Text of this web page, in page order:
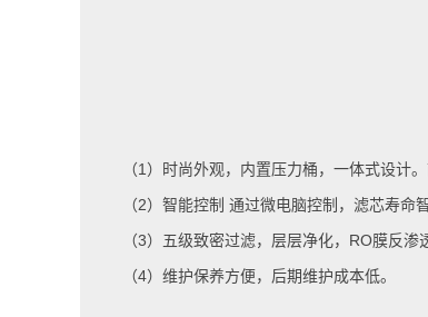
（1 ）时尚外观，内置压力桶，一体式设计
（2）智能控制 通过微电脑控制，滤芯寿命
（3）五级致密过滤，层层净化， RO膜反渗
（4）维护保养方便，后期维护成本低。